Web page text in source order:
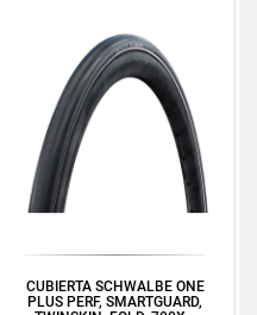
CUBIERTA SCHWALBE ONE
PLUS PERF, SMARTGUARD,